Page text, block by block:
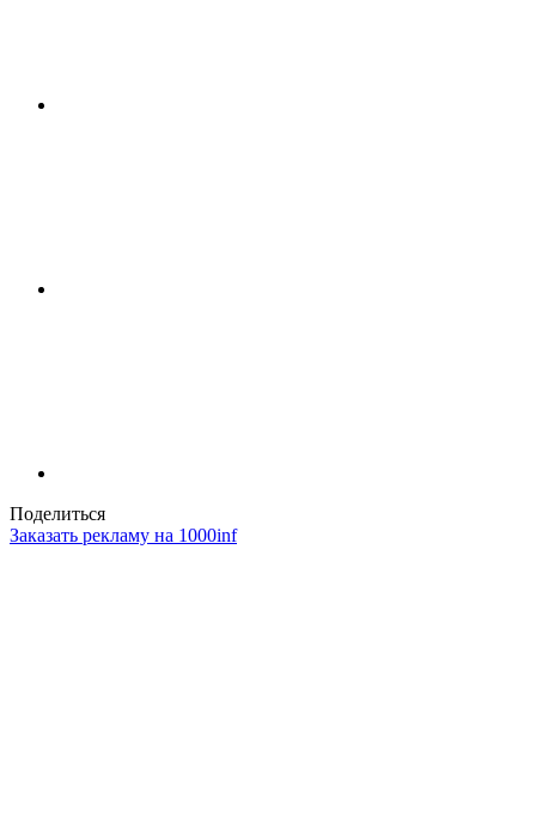
Поделиться
Заказать рекламу на 1000inf